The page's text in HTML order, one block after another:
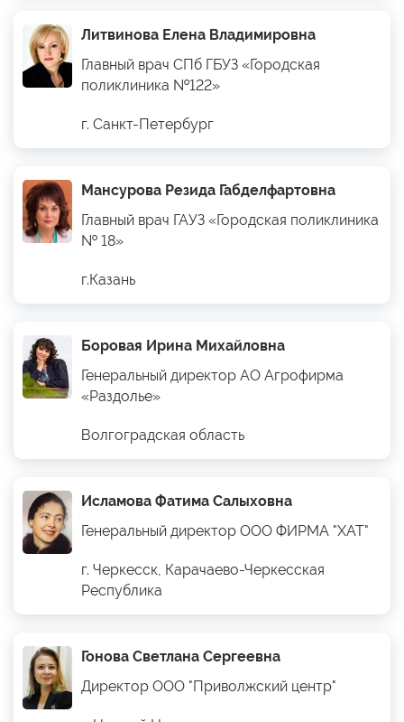
Литвинова Елена Владимировна
Главный врач СПб ГБУЗ «Городская
поликлиника №122»
г. Санкт-Петербург
Мансурова Резида Габделфартовна
Главный врач ГАУЗ «Городская поликлиника
№ 18»
г.Казань
Боровая Ирина Михайловна
Генеральный директор АО Агрофирма
«Раздолье»
Волгоградская область
Исламова Фатима Салыховна
Генеральный директор ООО ФИРМА "ХАТ"
г. Черкесск, Карачаево-Черкесская
Республика
Гонова Светлана Сергеевна
Директор ООО "Приволжский центр"